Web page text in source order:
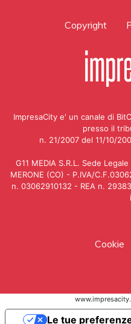
Copyright
ImpresaCity e' un canale di
presso il
n. 21/2007 del 11/10/
G11 MEDIA S.R.L. Sede
MERONE (CO) - P.IVA/
n. 03062910132 - REA n.
Cookie
Le tue